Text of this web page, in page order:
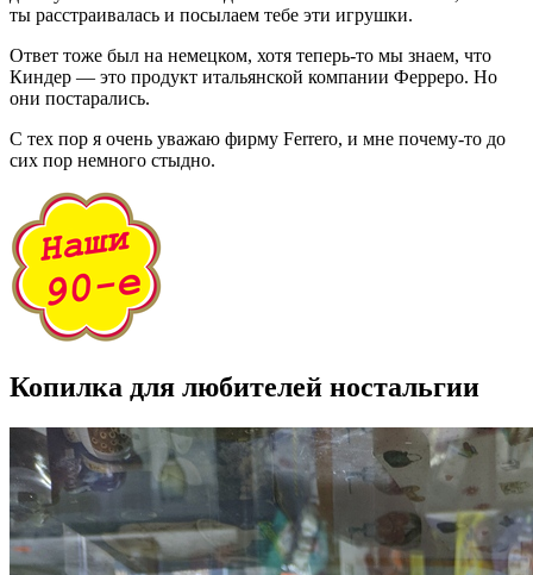
ты расстраивалась и посылаем тебе эти игрушки.
Ответ тоже был на немецком, хотя теперь-то мы знаем, что
Киндер — это продукт итальянской компании Ферреро. Но
они постарались.
С тех пор я очень уважаю фирму Ferrero, и мне почему-то до
сих пор немного стыдно.
Копилка для любителей ностальгии